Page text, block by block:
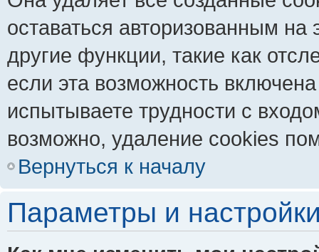
оставаться авторизованным
другие функции, такие как
если эта возможность
испытываете трудности с
возможно, удаление cookies
Вернуться к началу
Параметры и